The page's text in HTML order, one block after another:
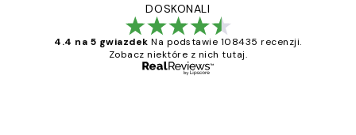
DOSKONALI
4.4 na 5 gwiazdek Na podstawie 108435 recenzji.
Zobacz niektóre z nich tutaj.